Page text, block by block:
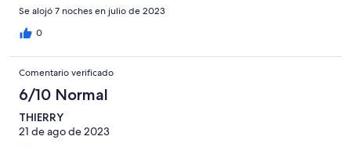
Se alojó 7 noches en julio de 2023
0
Comentario verificado
6/10 Normal
THIERRY
21 de ago de 2023